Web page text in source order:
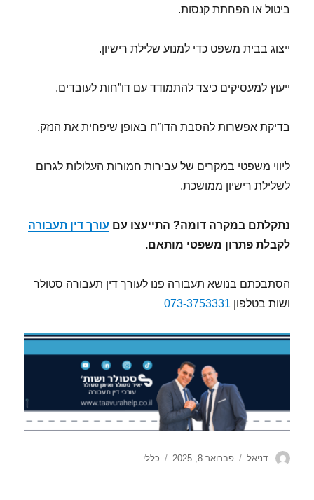
ביטול או הפחתת קנסות.
ייצוג בבית משפט כדי למנוע שלילת רישיון.
ייעוץ למעסיקים כיצד להתמודד עם דו”חות לעובדים.
בדיקת אפשרות להסבת הדו”ח באופן שיפחית את הנזק.
ליווי משפטי במקרים של עבירות חמורות העלולות לגרום
לשלילת רישיון ממושכת.
נתקלתם במקרה דומה? התייעצו עם עורך דין תעבורה
לקבלת פתרון משפטי מותאם.
הסתבכתם בנושא תעבורה פנו לעורך דין תעבורה סטולר
ושות בטלפון 073-3753331
מחבר
דניאל
פורסם
פברואר 8, 2025 קטגוריות
כללי